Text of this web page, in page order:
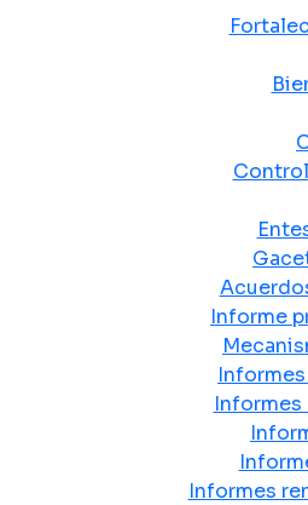
Informe
Informes